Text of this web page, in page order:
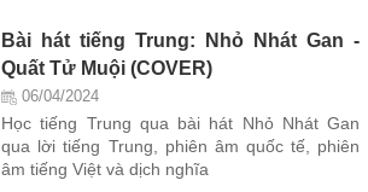
Bài hát tiếng Trung: Nhỏ Nhát Gan -
Quất Tử Muội (COVER)
06/04/2024
Học tiếng Trung qua bài hát Nhỏ Nhát Gan
qua lời tiếng Trung, phiên âm quốc tế, phiên
âm tiếng Việt và dịch nghĩa